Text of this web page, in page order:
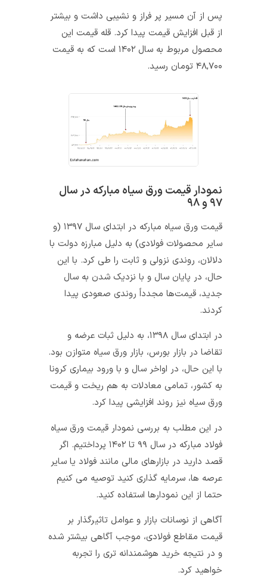
پس از آن مسیر پر فراز و نشیبی داشت و بیشتر
از قبل افزایش قیمت پیدا کرد. قله قیمت این
محصول مربوط به سال ۱۴۰۲ است که به قیمت
نمودار قیمت ورق سیاه مبارکه در سال
قیمت ورق سیاه مبارکه در ابتدای سال ۱۳۹۷ (و
سایر محصولات فولادی) به دلیل مبارزه دولت با
دلالان، روندی نزولی و ثابت را طی کرد. با این
حال، در پایان سال و با نزدیک شدن به سال
جدید، قیمت‌ها مجدداً روندی صعودی پیدا
در ابتدای سال ۱۳۹۸، به دلیل ثبات عرضه و
تقاضا در بازار بورس، بازار ورق سیاه متوازن بود.
با این حال، در اواخر سال و با ورود بیماری کرونا
به کشور، تمامی معادلات به هم ریخت و قیمت
ورق سیاه نیز روند افزایشی پیدا کرد.
در این مطلب به بررسی نمودار قیمت ورق سیاه
فولاد مبارکه در سال ۹۹ تا ۱۴۰۲ پرداختیم. اگر
قصد دارید در بازارهای مالی مانند فولاد یا سایر
عرصه ها، سرمایه گذاری کنید توصیه می کنیم
حتما از این نمودارها استفاده کنید.
آگاهی از نوسانات بازار و عوامل تاثیرگذار بر
قیمت مقاطع فولادی، موجب آگاهی بیشتر شده
و در نتیجه خرید هوشمندانه تری را تجربه
خواهید کرد.